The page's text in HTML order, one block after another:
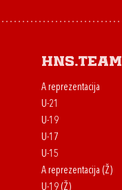
HNS.team
A reprezentacija
U-21
U-19
U-17
U-15
A reprezentacija (Ž)
U-19 (Ž)